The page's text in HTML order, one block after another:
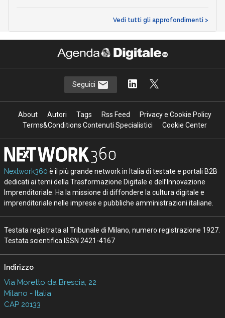
Vedi tutti gli approfondimenti >
Seguici
About Autori Tags Rss Feed
Privacy e Cookie Policy
Terms&Conditions Contenuti Specialistici
Cookie Center
Nextwork360 è il più grande network in Italia di testate e portali B2B
dedicati ai temi della Trasformazione Digitale e dell’Innovazione
Imprenditoriale. Ha la missione di diffondere la cultura digitale e
imprenditoriale nelle imprese e pubbliche amministrazioni italiane.
Testata registrata al Tribunale di Milano, numero registrazione 1927.
Testata scientifica ISSN 2421-4167
Indirizzo
Via Moretto da Brescia, 22
Milano - Italia
CAP 20133